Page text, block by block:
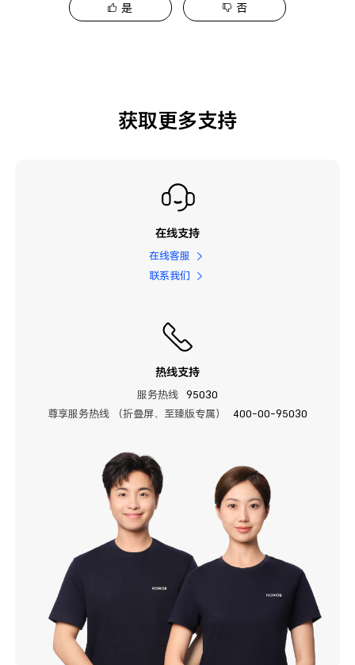
是 否
获取更多支持
在线支持
在线客服
联系我们
热线支持
服务热线
95030
尊享服务热线 （折叠屏、至臻版专属）
400-00-95030